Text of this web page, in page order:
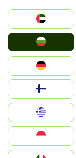
الإمارات العربية المتحدة
Switzerland
Deutschland
United Kingdom
Magyarország